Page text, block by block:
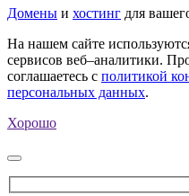
Домены и хостинг для
На нашем сайте
сервисов веб–аналитики.
соглашаетесь с политикой
персональных данных.
Хорошо